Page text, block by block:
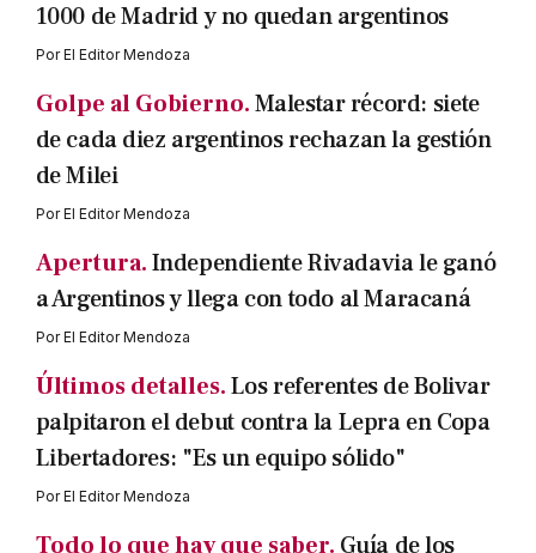
1000 de Madrid y no quedan argentinos
PorEl Editor Mendoza
Golpe al Gobierno.Malestar récord: siete
de cada diez argentinos rechazan la gestión
de Milei
PorEl Editor Mendoza
Apertura.Independiente Rivadavia le ganó
a Argentinos y llega con todo al Maracaná
PorEl Editor Mendoza
Últimos detalles.Los referentes de Bolivar
palpitaron el debut contra la Lepra en Copa
Libertadores: "Es un equipo sólido"
PorEl Editor Mendoza
Todo lo que hay que saber. Guía de los